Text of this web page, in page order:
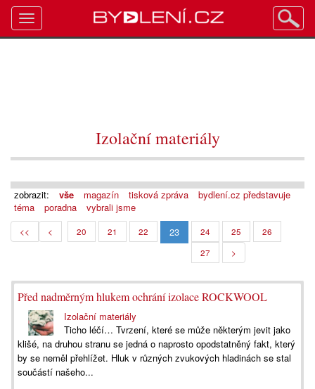
Izolační materiály
zobrazit: vše magazín tisková zpráva
bydlení.cz představuje
téma
poradna vybrali jsme
<< < 20 21 22 23 24 25
26
27
>
Před nadměrným hlukem ochrání izolace ROCKWOOL
Izolační materiály
Ticho léčí… Tvrzení, které se může některým jevit jako
klišé, na druhou stranu se jedná o naprosto opodstatněný fakt, který
by se neměl přehlížet. Hluk v různých zvukových hladinách se stal
součástí našeho...
Toggle
navigation